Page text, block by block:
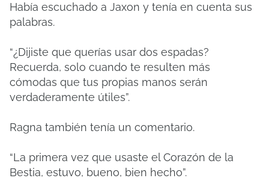
Había escuchado a Jaxon y tenía en cuenta sus
palabras.
“¿Dijiste que querías usar dos espadas?
Recuerda, solo cuando te resulten más
cómodas que tus propias manos serán
verdaderamente útiles”.
Ragna también tenía un comentario.
“La primera vez que usaste el Corazón de la
Bestia, estuvo, bueno, bien hecho”.